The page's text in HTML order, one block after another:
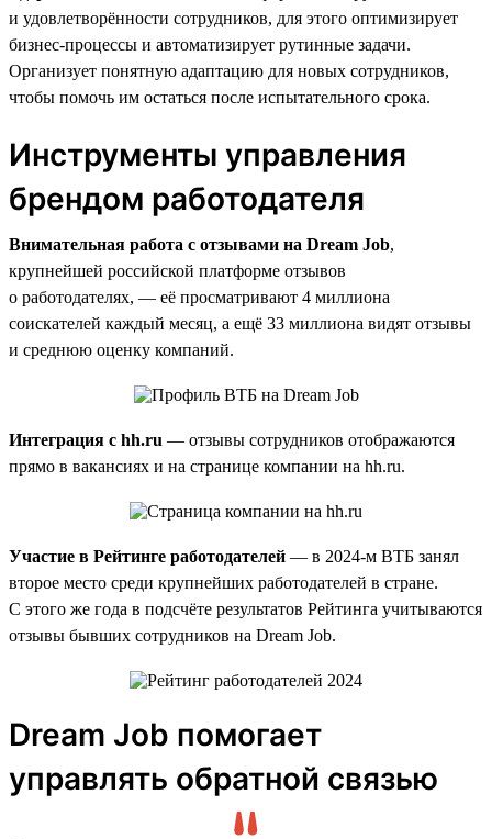
и удовлетворённости сотрудников, для этого оптимизирует
бизнес-процессы и автоматизирует рутинные задачи.
Организует понятную адаптацию для новых сотрудников,
чтобы помочь им остаться после испытательного срока.
Инструменты управления
брендом работодателя
Внимательная работа с отзывами на Dream Job,
крупнейшей российской платформе отзывов
о работодателях, — её просматривают 4 миллиона
соискателей каждый месяц, а ещё 33 миллиона видят отзывы
и среднюю оценку компаний.
Интеграция с hh.ru — отзывы сотрудников отображаются
прямо в вакансиях и на странице компании на hh.ru.
Участие в Рейтинге работодателей — в 2024-м ВТБ занял
второе место среди крупнейших работодателей в стране.
С этого же года в подсчёте результатов Рейтинга учитываются
отзывы бывших сотрудников на Dream Job.
Dream Job помогает
управлять обратной связью